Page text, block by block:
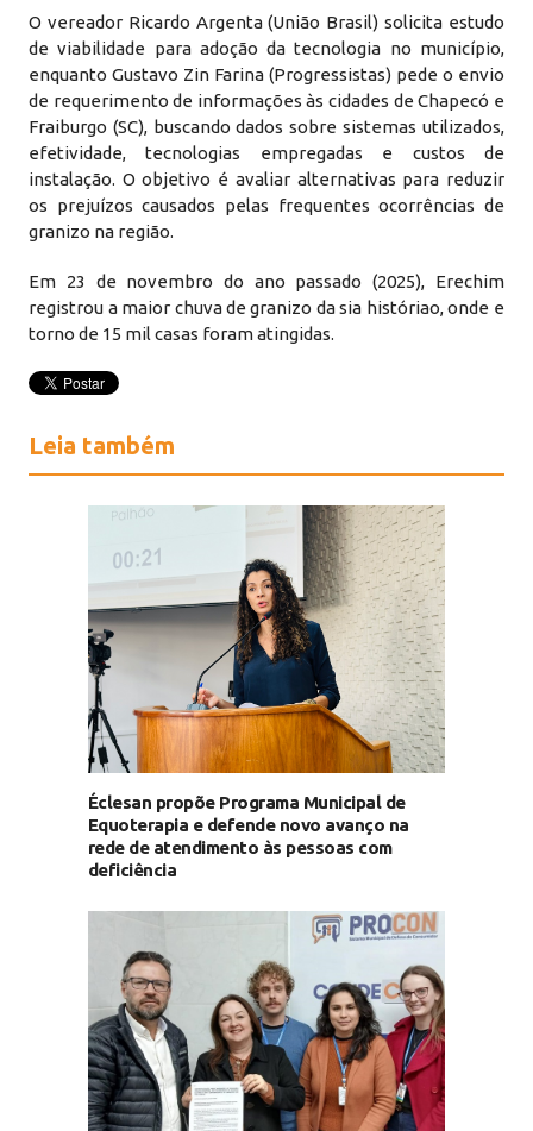
O vereador Ricardo Argenta (União Brasil) solicita estudo
de viabilidade para adoção da tecnologia no município,
enquanto Gustavo Zin Farina (Progressistas) pede o envio
de requerimento de informações às cidades de Chapecó e
Fraiburgo (SC), buscando dados sobre sistemas utilizados,
efetividade, tecnologias empregadas e custos de
instalação. O objetivo é avaliar alternativas para reduzir
os prejuízos causados pelas frequentes ocorrências de
granizo na região.
Em 23 de novembro do ano passado (2025), Erechim
registrou a maior chuva de granizo da sia históriao, onde e
torno de 15 mil casas foram atingidas.
Leia também
Éclesan propõe Programa Municipal de
Equoterapia e defende novo avanço na
rede de atendimento às pessoas com
deficiência